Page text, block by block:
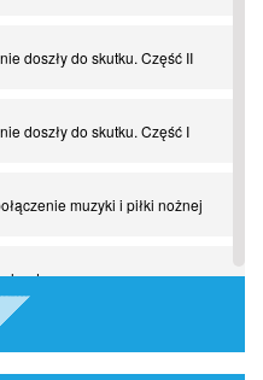
doszły do skutku. Część II
doszły do skutku. Część I
muzyki i piłki nożnej
syty, a owca cała?